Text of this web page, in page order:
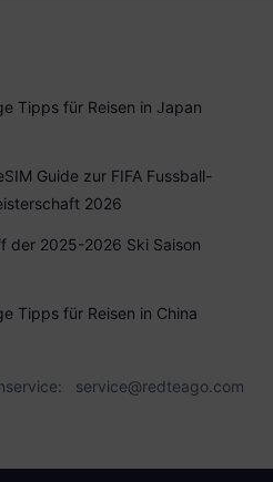
Tipps für Reisen in Japan
Guide zur FIFA Fussball-
2026
der 2025-2026 Ski Saison
Tipps für Reisen in China
service@redteago.com